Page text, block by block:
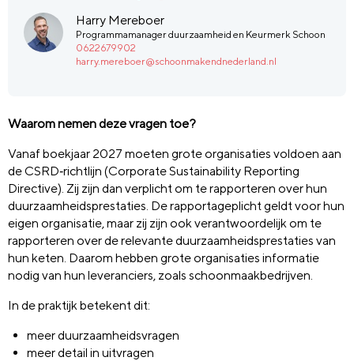
Harry Mereboer
Programmamanager duurzaamheid en Keurmerk Schoon
0622679902
harry.mereboer@schoonmakendnederland.nl
Waarom nemen deze vragen toe?
Vanaf boekjaar 2027 moeten grote organisaties voldoen aan
de CSRD‑richtlijn (Corporate Sustainability Reporting
Directive). Zij zijn dan verplicht om te rapporteren over hun
duurzaamheidsprestaties. De rapportageplicht geldt voor hun
eigen organisatie, maar zij zijn ook verantwoordelijk om te
rapporteren over de relevante duurzaamheidsprestaties van
hun keten. Daarom hebben grote organisaties informatie
nodig van hun leveranciers, zoals schoonmaakbedrijven.
In de praktijk betekent dit:
meer duurzaamheidsvragen
meer detail in uitvragen